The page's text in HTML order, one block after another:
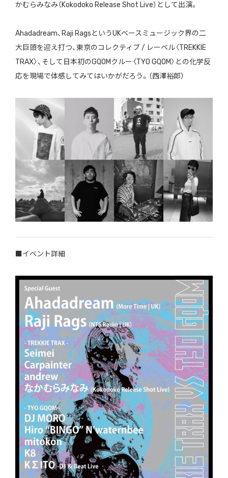
かむらみなみ（Kokodoko Release Shot Live）として出演。
Ahadadream、Raji RagsというUKベースミュージック界の二
大巨頭を迎え打つ、東京のコレクティブ / レーベル〈TREKKIE
TRAX〉、そして日本初のGQOMクルー〈TYO GQOM〉との化学反
応を現場で体感してみてはいかがだろう。（西澤裕郎）
■イベント詳細